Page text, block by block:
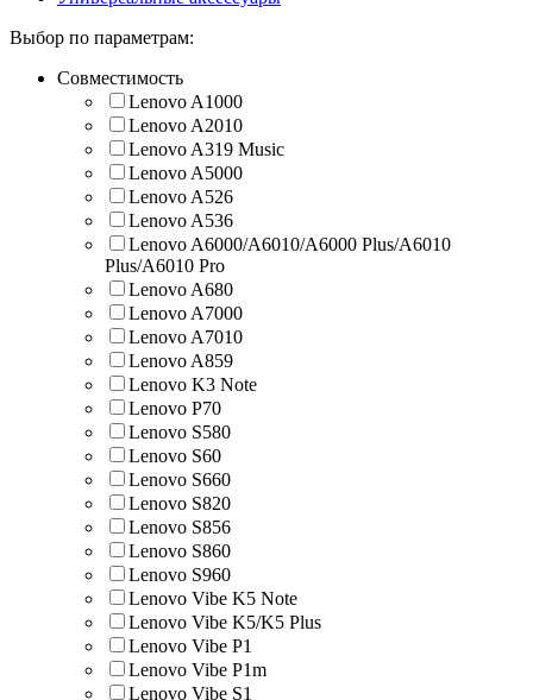
Выбор по параметрам:
Совместимость
Lenovo A1000
Lenovo A2010
Lenovo A319 Music
Lenovo A5000
Lenovo A526
Lenovo A536
Lenovo A6000/A6010/A6000 Plus/A6010
Plus/A6010 Pro
Lenovo A680
Lenovo A7000
Lenovo A7010
Lenovo A859
Lenovo K3 Note
Lenovo P70
Lenovo S580
Lenovo S60
Lenovo S660
Lenovo S820
Lenovo S856
Lenovo S860
Lenovo S960
Lenovo Vibe K5 Note
Lenovo Vibe K5/K5 Plus
Lenovo Vibe P1
Lenovo Vibe P1m
Lenovo Vibe S1